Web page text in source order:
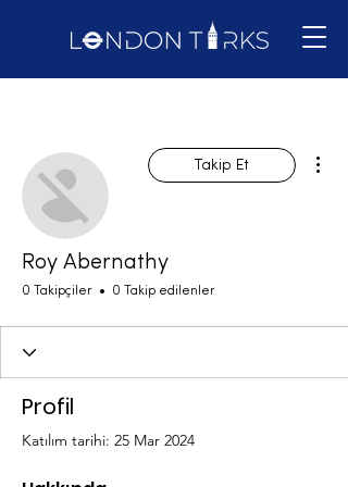
Takip Et
Roy Abernathy
0 Takipçiler 0 Takip edilenler
Profil
Katılım tarihi: 25 Mar 2024